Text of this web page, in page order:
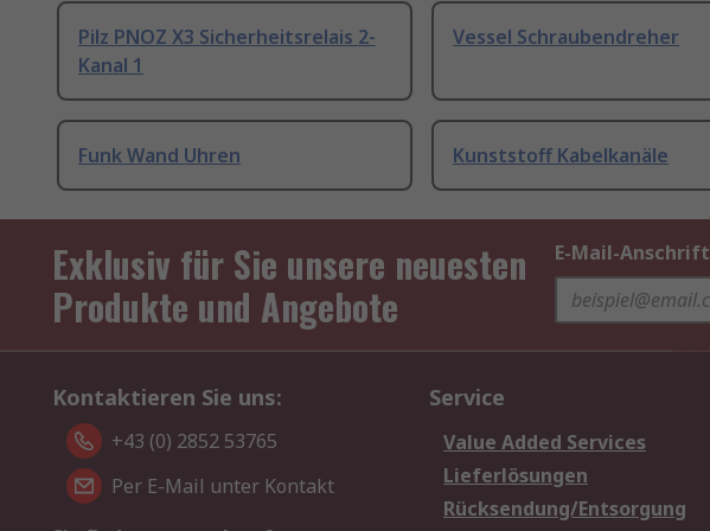
Pilz PNOZ X3 Sicherheitsrelais 2-
Kanal 1
Vessel Schraubendreher
Funk Wand Uhren Kunststoff Kabelkanäle
Exklusiv für Sie unsere neuesten
Produkte und Angebote
E-Mail-Anschrift
Kontaktieren Sie uns:
+43 (0) 2852 53765
Per E-Mail unter Kontakt
Service
Value Added Services
Lieferlösungen
Rücksendung/Entsorgung